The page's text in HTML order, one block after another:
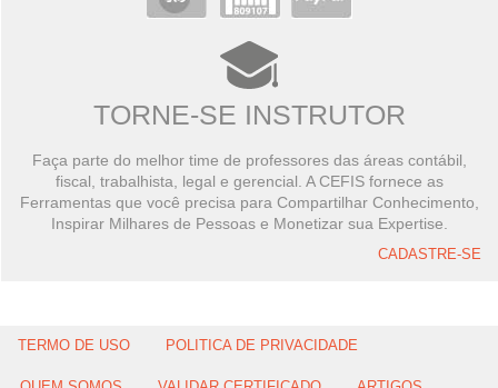
TORNE-SE INSTRUTOR
Faça parte do melhor time de professores das áreas contábil,
fiscal, trabalhista, legal e gerencial. A CEFIS fornece as
Ferramentas que você precisa para Compartilhar Conhecimento,
Inspirar Milhares de Pessoas e Monetizar sua Expertise.
CADASTRE-SE
TERMO DE USO POLITICA DE PRIVACIDADE